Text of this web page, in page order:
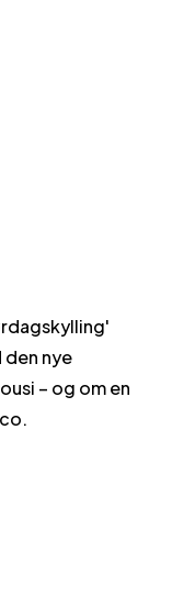
'
den nye
– og om en